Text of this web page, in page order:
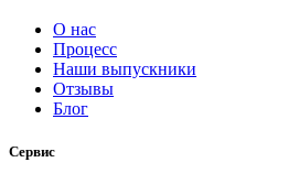
О нас
Процесс
Наши выпускники
Отзывы
Блог
Сервис